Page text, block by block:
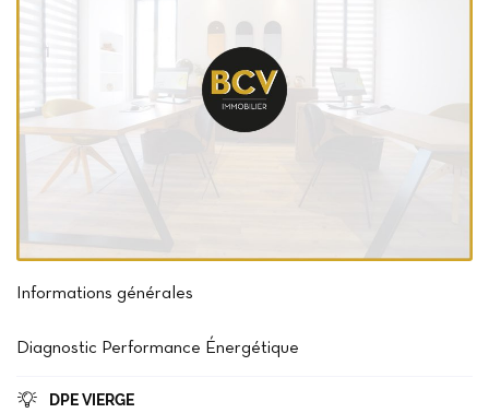
Accueil
Informations générales
Diagnostic Performance Énergétique

DPE VIERGE